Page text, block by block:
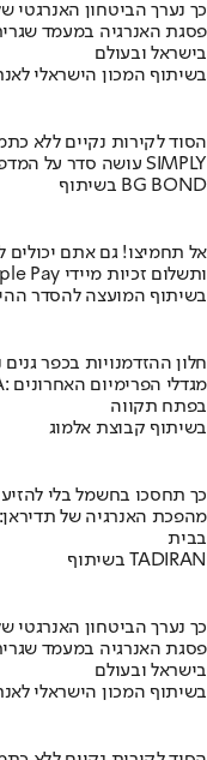
כך נערך הביטחון האנרגטי
פסגת האנרגיה במעמד
בישראל ובעולם
בשיתוף המכון הישראלי
הסוד לקירות נקיים ללא
מומחה BG BOND עושה סדר על המדפים ומציג את מותג הצבע SIMPLY
בשיתוף BG BOND
אל תחמיצו! גם אתם יכולים
יחסי הימור משופרים, הפקדות ב-Apple Pay ותשלום זכיות מיידי
בשיתוף המועצה להסדר
חלון ההזדמנויות בכפר גנים
בפתח תקווה
בשיתוף קבוצת אלמוג
כך תחסכו בחשמל בלי להזיע
מהפכת האנרגיה של
בבית
בשיתוף TADIRAN
כך נערך הביטחון האנרגטי
פסגת האנרגיה במעמד
בישראל ובעולם
בשיתוף המכון הישראלי